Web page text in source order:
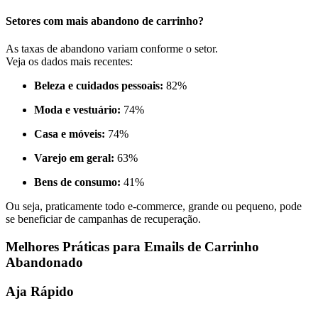
Setores com mais abandono de carrinho?
As taxas de abandono variam conforme o setor.
Veja os dados mais recentes:
Beleza e cuidados pessoais: 82%
Moda e vestuário: 74%
Casa e móveis: 74%
Varejo em geral: 63%
Bens de consumo: 41%
Ou seja, praticamente todo e-commerce, grande ou pequeno, pode
se beneficiar de campanhas de recuperação.
Melhores Práticas para Emails de Carrinho
Abandonado
Aja Rápido